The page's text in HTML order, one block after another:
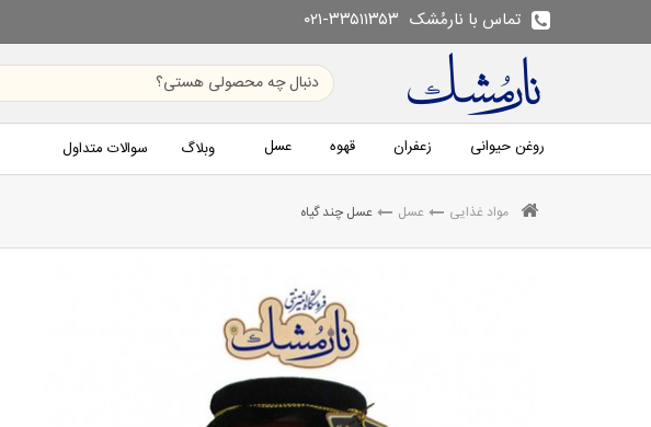
تماس با نارمُشک ۰۲۱-۳۳۵۱۱۳۵۳
روغن حیوانی زعفران قهوه عسل وبلاگ سوالات متداول
مواد غذایی عسل عسل چند گیاه